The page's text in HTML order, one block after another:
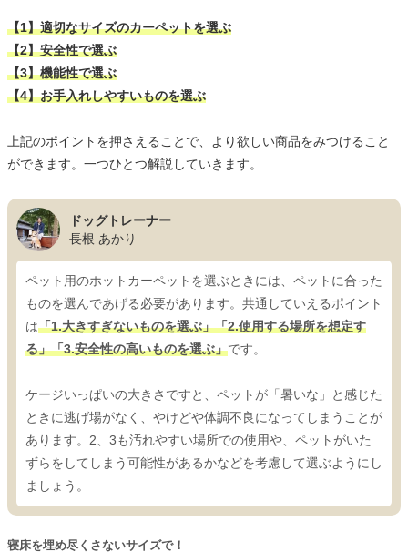
【1】適切なサイズのカーペットを選ぶ
【2】安全性で選ぶ
【3】機能性で選ぶ
【4】お手入れしやすいものを選ぶ
上記のポイントを押さえることで、より欲しい商品をみつけること
ができます。一つひとつ解説していきます。
ドッグトレーナー
長根 あかり
ペット用のホットカーペットを選ぶときには、ペットに合った
ものを選んであげる必要があります。共通していえるポイント
は「1.大きすぎないものを選ぶ」「2.使用する場所を想定す
る」「3.安全性の高いものを選ぶ」です。
ケージいっぱいの大きさですと、ペットが「暑いな」と感じた
ときに逃げ場がなく、やけどや体調不良になってしまうことが
あります。2、3も汚れやすい場所での使用や、ペットがいた
ずらをしてしまう可能性があるかなどを考慮して選ぶようにし
ましょう。
寝床を埋め尽くさないサイズで！